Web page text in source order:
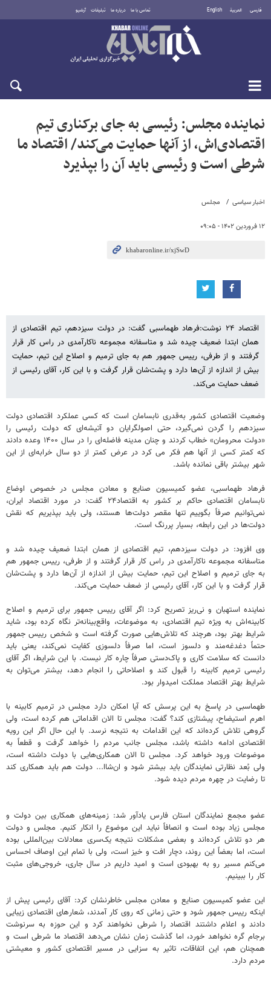
فارسی العربية English تماس با ما درباره ما تبلیغات آرشیو
پنجشنبه ۱۵ مرداد ۱۴۰۵
اخبار سیاسی مجلس
۱۲ فروردین ۱۴۰۲ - ۰۹:۰۵
نماینده مجلس: رئیسی به جای برکناری تیم
اقتصادی‌اش، از آنها حمایت می‌کند/ اقتصاد ما
شرطی است و رئیسی باید آن را بپذیرد
اقتصاد ۲۴ نوشت:فرهاد طهماسبی گفت: در دولت سیزدهم، تیم اقتصادی از
همان ابتدا ضعیف چیده شد و متاسفانه مجموعه ناکارآمدی در راس کار قرار
گرفتند و از طرفی، رییس جمهور هم به جای ترمیم و اصلاح این تیم، حمایت
بیش از اندازه از آن‌ها دارد و پشت‌شان قرار گرفت و با این کار، آقای رئیسی از
ضعف حمایت می‌کند.
وضعیت اقتصادی کشور به‌قدری نابسامان است که کسی عملکرد اقتصادی دولت
سیزدهم را گردن نمی‌گیرد، حتی اصولگرایان دو آتیشه‌ای که دولت رئیسی را
«دولت محرومان» خطاب کردند و چنان مدینه فاضله‌ای را در سال ۱۴۰۰ وعده دادند
که کمتر کسی از آنها هم فکر می کرد در عرض کمتر از دو سال خرابه‌ای از این
شهر بیشتر باقی نمانده باشد.
فرهاد طهماسبی، عضو کمیسیون صنایع و معادن مجلس در خصوص اوضاع
نابسامان اقتصادی حاکم بر کشور به اقتصاد۲۴ گفت: در مورد اقتصاد ایران،
نمی‌توانیم صرفاً بگوییم تنها مقصر دولت‌ها هستند، ولی باید بپذیریم که نقش
دولت‌ها در این رابطه، بسیار پررنگ است.
وی افزود: در دولت سیزدهم، تیم اقتصادی از همان ابتدا ضعیف چیده شد و
متاسفانه مجموعه ناکارآمدی در راس کار قرار گرفتند و از طرفی، رییس جمهور هم
به جای ترمیم و اصلاح این تیم، حمایت بیش از اندازه از آن‌ها دارد و پشت‌شان
قرار گرفت و با این کار، آقای رئیسی از ضعف حمایت می‌کند.
نماینده استهبان و نی‌ریز تصریح کرد: اگر آقای رییس جمهور برای ترمیم و اصلاح
کابینه‌اش به ویژه تیم اقتصادی، به موضوعات، واقع‌بینانه‌تر نگاه کرده بود، شاید
شرایط بهتر بود، هرچند که تلاش‌هایی صورت گرفته است و شخص رییس جمهور
حتماً دغدغه‌مند و دلسوز است، اما صرفاً دلسوزی کفایت نمی‌کند، یعنی باید
دانست که سلامت کاری و پاک‌دستی صرفاً چاره کار نیست. با این شرایط، اگر آقای
رئیسی ترمیم کابینه را قبول کند و اصلاحاتی را انجام دهد، بیشتر می‌توان به
شرایط بهتر اقتصاد مملکت امیدوار بود.
طهماسبی در پاسخ به این پرسش که آیا امکان دارد مجلس در ترمیم کابینه با
اهرم استیضاح، پیشتازی کند؟ گفت: مجلس تا الان اقداماتی هم کرده است، ولی
گروهی تلاش کرده‌اند که این اقدامات به نتیجه نرسد. با این حال اگر این رویه
اقتصادی ادامه داشته باشد، مجلس جانب مردم را خواهد گرفت و قطعاً به
موضوعات ورود خواهد کرد. مجلس تا الان همکاری‌هایی با دولت داشته است،
ولی بُعد نظارتی نمایندگان باید بیشتر شود و ان‌شاا... دولت هم باید همکاری کند
تا رضایت در چهره مردم دیده شود.
عضو مجمع نمایندگان استان فارس یادآور شد: زمینه‌های همکاری بین دولت و
مجلس زیاد بوده است و انصافاً نباید این موضوع را انکار کنیم. مجلس و دولت
هر دو تلاش کرده‌اند و بعضی مشکلات نتیجه یک‌سری معادلات بین‌المللی بوده
است، اما بعضاً این روند، دچار افت و خیز است، ولی با تمام این اوصاف احساس
می‌کنم مسیر رو به بهبودی است و امید داریم در سال جاری، خروجی‌های مثبت
کار را ببینیم.
این عضو کمیسیون صنایع و معادن مجلس خاطرنشان کرد: آقای رئیسی پیش از
اینکه رییس جمهور شود و حتی زمانی که روی کار آمدند، شعارهای اقتصادی زیبایی
دادند و اعلام داشتند اقتصاد را شرطی نخواهند کرد و این حوزه به سرنوشت
برجام گره نخواهد خورد، اما گذشت زمان نشان می‌دهد اقتصاد ما شرطی است و
همچنان هم، این اتفاقات، تاثیر به سزایی در مسیر اقتصادی کشور و معیشتی
مردم دارد.